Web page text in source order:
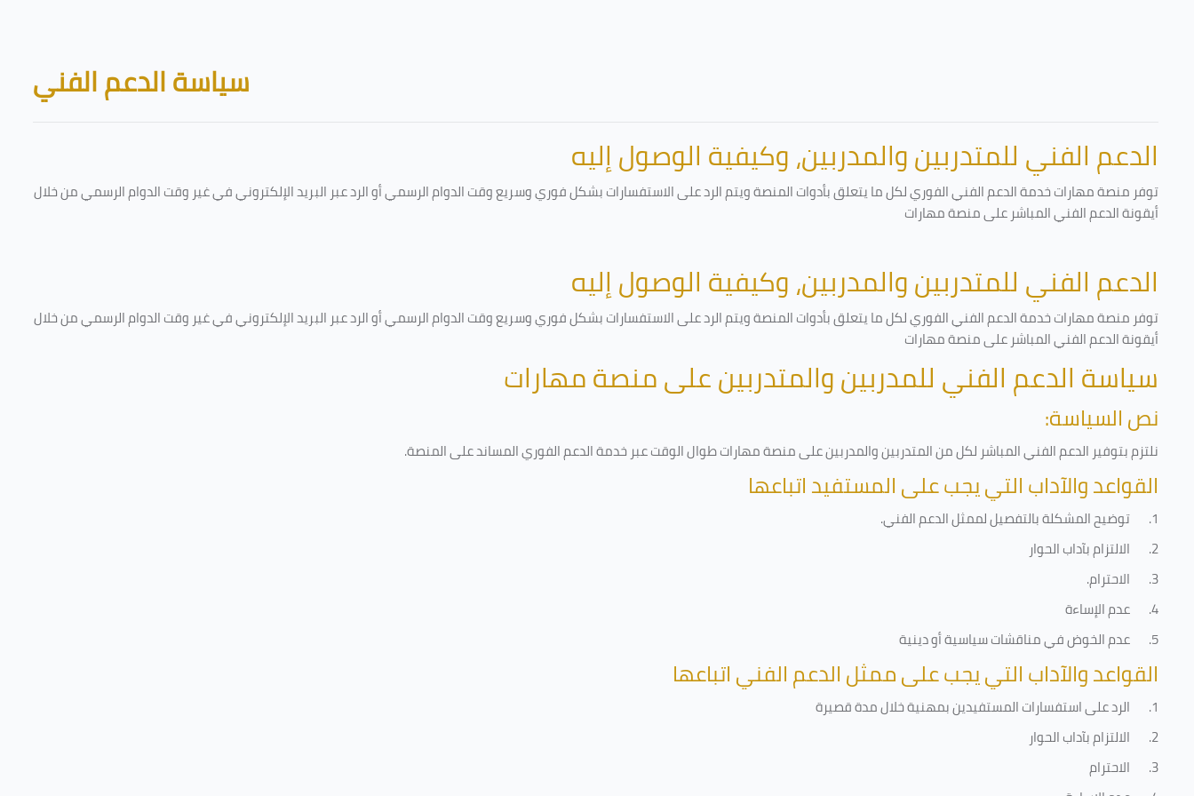
Blocks
سياسة الدعم الفني
الدعم الفني للمتدربين والمدربين، وكيفية الوصول إليه
توفر منصة مهارات خدمة الدعم الفني الفوري لكل ما يتعلق بأدوات المنصة ويتم الرد على الاستفسارات بشكل فوري وسريع وقت الدوام الرسمي أو الرد عبر البريد الإلكتروني في غير وقت الدوام الرسمي من خلال
أيقونة الدعم الفني المباشر على منصة مهارات
الدعم الفني للمتدربين والمدربين، وكيفية الوصول إليه
توفر منصة مهارات خدمة الدعم الفني الفوري لكل ما يتعلق بأدوات المنصة ويتم الرد على الاستفسارات بشكل فوري وسريع وقت الدوام الرسمي أو الرد عبر البريد الإلكتروني في غير وقت الدوام الرسمي من خلال
أيقونة الدعم الفني المباشر على منصة مهارات
سياسة الدعم الفني للمدربين والمتدربين على منصة مهارات
نص السياسة:
نلتزم بتوفير الدعم الفني المباشر لكل من المتدربين والمدربين على منصة مهارات طوال الوقت عبر خدمة الدعم الفوري المساند على المنصة.
القواعد والآداب التي يجب على المستفيد اتباعها
1. توضيح المشكلة بالتفصيل لممثل الدعم الفني.
2.
الالتزام بآداب الحوار
3.
الاحترام.
4.
عدم الإساءة
5.
عدم الخوض في مناقشات سياسية أو دينية
القواعد والآداب التي يجب على ممثل الدعم الفني اتباعها
1.
الرد على استفسارات المستفيدين بمهنية خلال مدة قصيرة
2.
الالتزام بآداب الحوار
3.
الاحترام